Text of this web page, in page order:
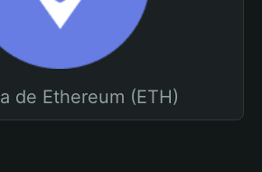
de Ethereum (ETH)